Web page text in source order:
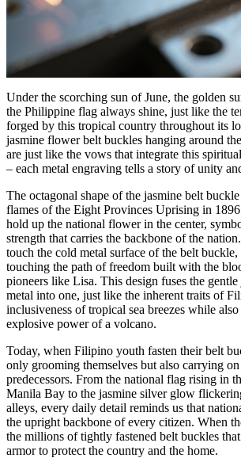
Under the scorching sun of June, the golden
the Philippine flag always shine, just like the
forged by this tropical country throughout its
jasmine flower belt buckles hanging around
are just like the vows that integrate this
– each metal engraving tells a story of unity
The octagonal shape of the jasmine belt
flames of the Eight Provinces Uprising in
hold up the national flower in the center,
strength that carries the backbone of the
touch the cold metal surface of the belt buckle,
touching the path of freedom built with the
pioneers like Lisa. This design fuses the gentle
metal into one, just like the inherent traits of
inclusiveness of tropical sea breezes while also
explosive power of a volcano.
Today, when Filipino youth fasten their belt
only grooming themselves but also carrying
predecessors. From the national flag rising in
Manila Bay to the jasmine silver glow
alleys, every daily detail reminds us that
the upright backbone of every citizen. When
the millions of tightly fastened belt buckles
armor to protect the country and the home.